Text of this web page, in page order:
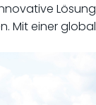
Mit einer